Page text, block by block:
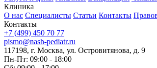
Клиника
О нас Специалисты Статьи Контакты
Контакты
+7 (499) 450 70 77
pismo@nash-pediatr.ru
117198, г. Москва, ул. Островитянова, д. 9
Пн-Пт: 09:00 - 18:00